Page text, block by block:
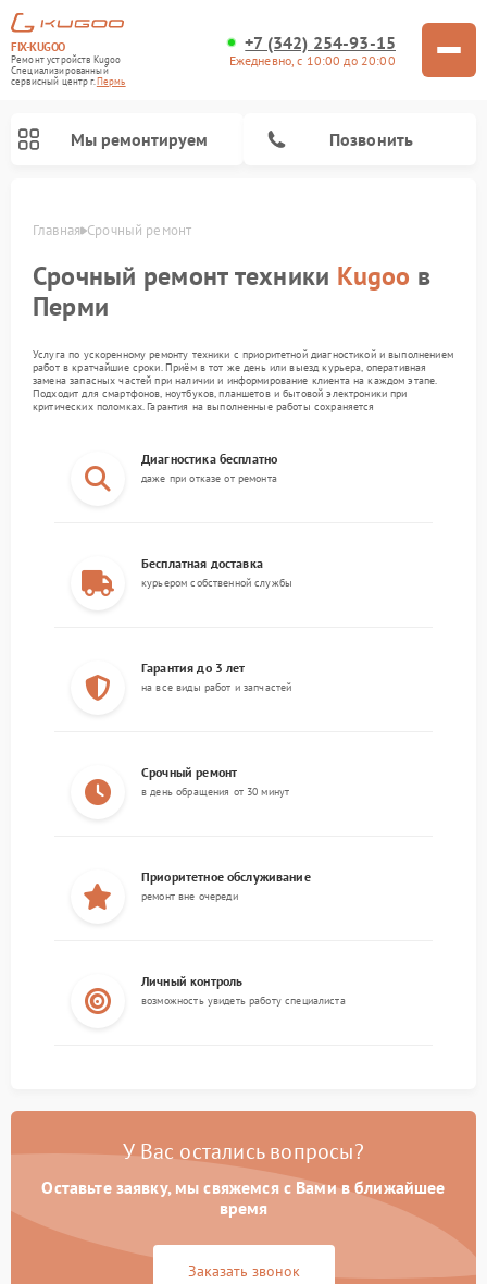
FIX-KUGOO
Ремонт устройств Kugoo
Специализированный
cервисный центр г.Пермь
+7 (342) 254-93-15
Ежедневно, с 10:00 до 20:00
Мы ремонтируем Позвонить
Главная Срочный ремонт
Срочный ремонт техники Kugoo в
Перми
Услуга по ускоренному ремонту техники с приоритетной диагностикой и выполнением
работ в кратчайшие сроки. Приём в тот же день или выезд курьера, оперативная
замена запасных частей при наличии и информирование клиента на каждом этапе.
Подходит для смартфонов, ноутбуков, планшетов и бытовой электроники при
критических поломках. Гарантия на выполненные работы сохраняется
Диагностика бесплатно
даже при отказе от ремонта
Бесплатная доставка
курьером собственной службы
Гарантия до 3 лет
на все виды работ и запчастей
Срочный ремонт
в день обращения от 30 минут
Приоритетное обслуживание
ремонт вне очереди
Личный контроль
возможность увидеть работу специалиста
У Вас остались вопросы?
Оставьте заявку, мы свяжемся с Вами в ближайшее
время
Заказать звонок